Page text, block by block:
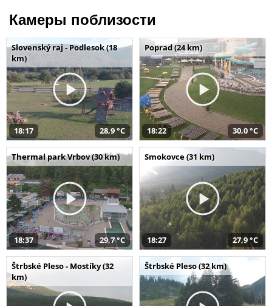
Камеры поблизости
Slovenský raj - Podlesok (18
km)
18:17 28,9 °C
Poprad (24 km)
18:22 30,0 °C
Thermal park Vrbov (30 km)
18:37 29,7 °C
Smokovce (31 km)
18:27 27,9 °C
Štrbské Pleso - Mostíky (32
km)
Štrbské Pleso (32 km)